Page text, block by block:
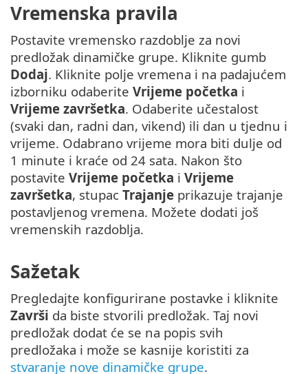
Vremenska pravila
Postavite vremensko razdoblje za novi
predložak dinamičke grupe. Kliknite gumb
Dodaj. Kliknite polje vremena i na padajućem
izborniku odaberite Vrijeme početka i
Vrijeme završetka. Odaberite učestalost
(svaki dan, radni dan, vikend) ili dan u tjednu i
vrijeme. Odabrano vrijeme mora biti dulje od
1 minute i kraće od 24 sata. Nakon što
postavite Vrijeme početka i Vrijeme
završetka, stupac Trajanje prikazuje trajanje
postavljenog vremena. Možete dodati još
vremenskih razdoblja.
Sažetak
Pregledajte konfigurirane postavke i kliknite
Završi da biste stvorili predložak. Taj novi
predložak dodat će se na popis svih
predložaka i može se kasnije koristiti za
stvaranje nove dinamičke grupe.